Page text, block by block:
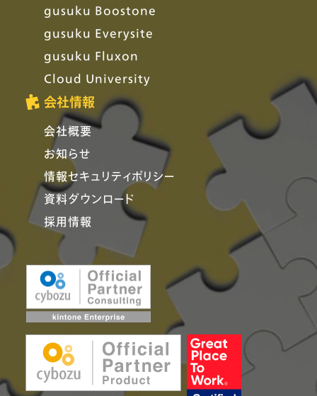
gusuku Boostone
gusuku Everysite
gusuku Fluxon
Cloud University
会社情報
会社概要
お知らせ
情報セキュリティポリシー
資料ダウンロード
採用情報